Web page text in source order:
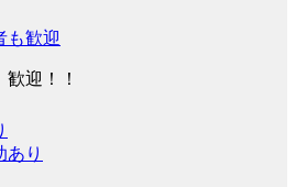
も歓迎
迎！！
あり